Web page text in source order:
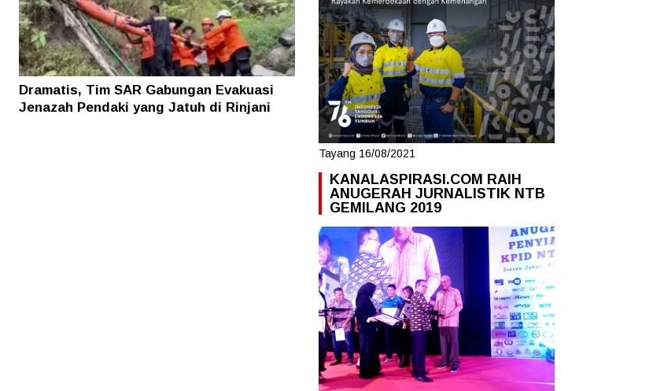
Dramatis, Tim SAR Gabungan Evakuasi
Jenazah Pendaki yang Jatuh di Rinjani
Tayang 16/08/2021
KANALASPIRASI.COM RAIH
ANUGERAH JURNALISTIK NTB
GEMILANG 2019